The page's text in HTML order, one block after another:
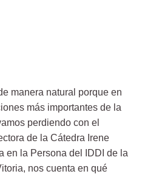
manera natural porque en
más importantes de la
perdiendo con el
de la Cátedra Irene
en la Persona del IDDI de la
nos cuenta en qué